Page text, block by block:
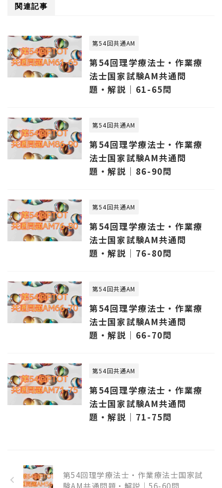
関連記事
第54回共通AM
第54回理学療法士・作業療
法士国家試験AM共通問
題・解説｜61-65問
第54回共通AM
第54回理学療法士・作業療
法士国家試験AM共通問
題・解説｜86-90問
第54回共通AM
第54回理学療法士・作業療
法士国家試験AM共通問
題・解説｜76-80問
第54回共通AM
第54回理学療法士・作業療
法士国家試験AM共通問
題・解説｜66-70問
第54回共通AM
第54回理学療法士・作業療
法士国家試験AM共通問
題・解説｜71-75問
第54回理学療法士・作業療法士国家試
験AM共通問題・解説｜56-60問